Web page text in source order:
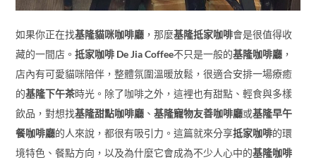
如果你正在找基隆貓咪咖啡廳，那麼基隆抵家咖啡會是很值得收
藏的一間店。 抵家咖啡 De Jia Coffee不只是一般的基隆咖啡廳，
店內有可愛貓咪陪伴，整體氛圍溫暖放鬆，很適合安排一場療癒
的基隆下午茶時光。除了咖啡之外，這裡也有甜點、輕食與多樣
飲品，對想找基隆甜點咖啡廳、 基隆寵物友善咖啡廳或基隆早午
餐咖啡廳的人來說，都很有吸引力。這篇就來分享抵家咖啡的環
境特色、餐點方向，以及為什麼它會成為不少人心中的基隆咖啡